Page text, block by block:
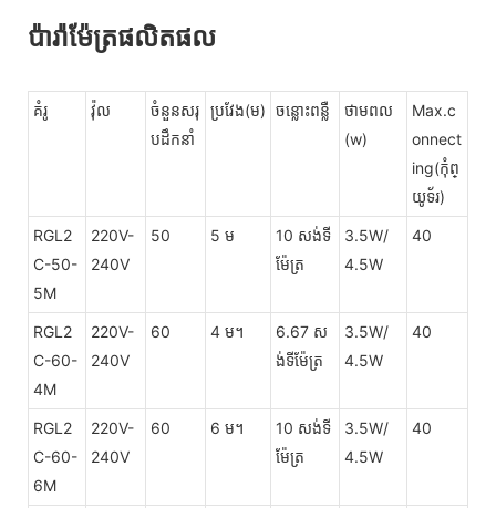
ប៉ារ៉ាម៉ែត្រផលិតផល
គំរូ វ៉ុល
ចំនួនសរុ
បដឹកនាំ
ប្រវែង(ម) ចន្លោះពន្លឺ
ថាមពល
(w)
Max.c
onnect
ing(កុំព្
យូទ័រ)
RGL2
C-50-
5M
220V-
240V
50 5 ម
10 សង់ទី
ម៉ែត្រ
3.5W/
4.5W
40
RGL2
C-60-
4M
220V-
240V
60 4 ម។
6.67 ស
ង់ទីម៉ែត្រ
3.5W/
4.5W
40
RGL2
C-60-
6M
220V-
240V
60 6 ម។
10 សង់ទី
ម៉ែត្រ
3.5W/
4.5W
40